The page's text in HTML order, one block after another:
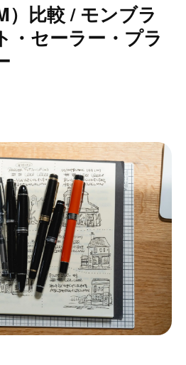
）比較 / モンブラ
・セーラー・プラ